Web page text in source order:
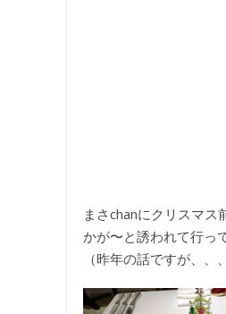
まさchanにクリスマス
かが〜と誘われて行っ
（昨年の話ですが、、